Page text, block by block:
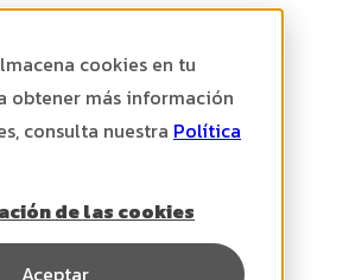
cookies en tu
obtener más información
consulta nuestra Política
de las cookies
Aceptar